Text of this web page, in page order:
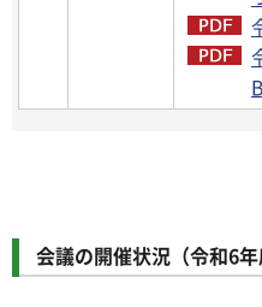
会議の開催状況（令和6年